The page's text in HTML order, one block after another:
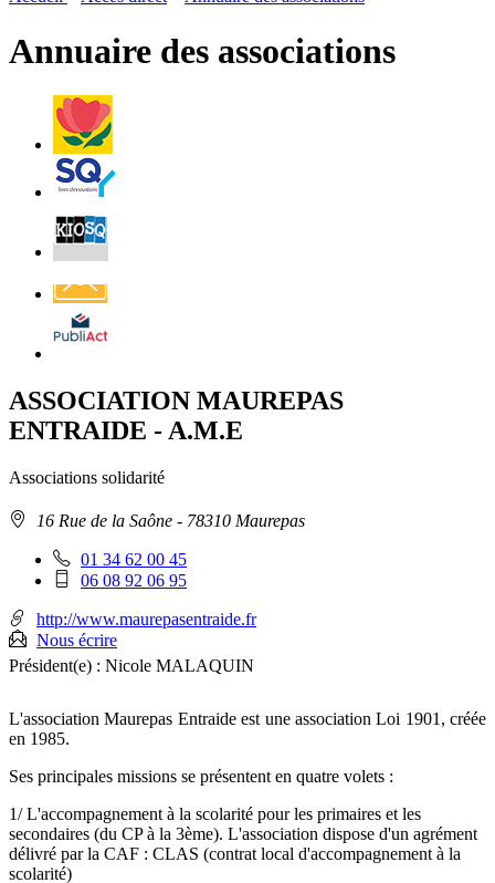
page
Annuaire des associations
Villes
et
Villages
Fleuris
Saint-
Quentin
Billetterie
Affichage
légal
ASSOCIATION MAUREPAS
ENTRAIDE - A.M.E
Associations solidarité
Adresse16 Rue de la Saône - 78310 Maurepas
Téléphone
fixe
01 34 62 00 45
Téléphone
:
06 08 92 06 95
http://www.maurepasentraide.fr
Nous écrire
Président(e) : Nicole MALAQUIN
L'association Maurepas Entraide est une association Loi 1901, créée
en 1985.
Ses principales missions se présentent en quatre volets :
1/ L'accompagnement à la scolarité pour les primaires et les
secondaires (du CP à la 3ème). L'association dispose d'un agrément
délivré par la CAF : CLAS (contrat local d'accompagnement à la
scolarité)